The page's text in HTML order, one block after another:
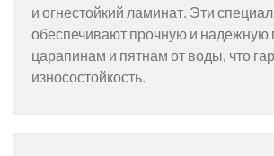
и огнестойкий ламинат. Эти
обеспечивают прочную и надежную
царапинам и пятнам от воды, что
износостойкость.